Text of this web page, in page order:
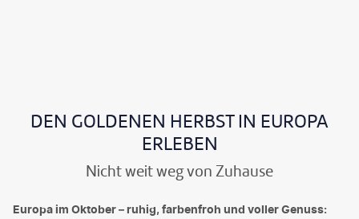
DEN GOLDENEN HERBST IN EUROPA
ERLEBEN
Nicht weit weg von Zuhause
Europa im Oktober – ruhig, farbenfroh und voller Genuss: